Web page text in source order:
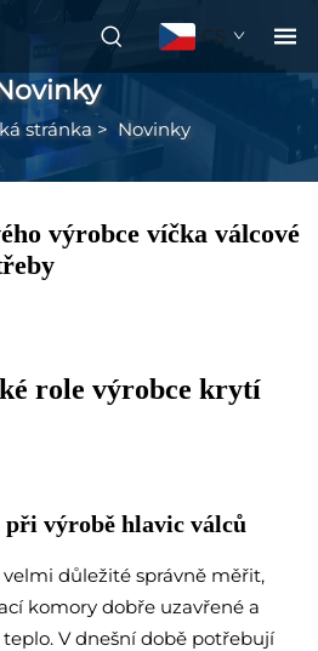
CS
stránka> Novinky
výrobce víčka válcové
role výrobce krytí
výrobě hlavic válců
důležité správně měřit,
komory dobře uzavřené a
V dnešní době potřebují